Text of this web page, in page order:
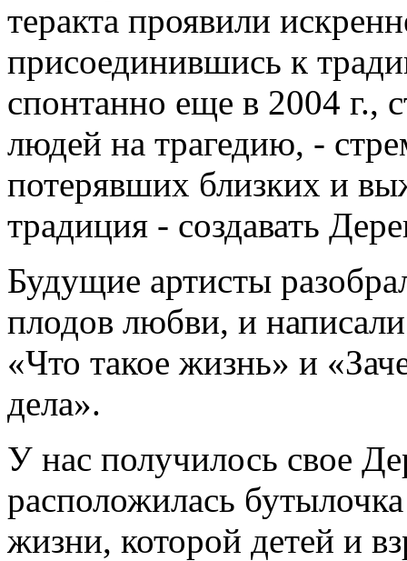
теракта проявили
присоединившись к
спонтанно еще в 2004 г.,
людей на трагедию, -
потерявших близких и
традиция - создавать
Будущие артисты
плодов любви, и
«Что такое жизнь» и
дела».
У нас получилось свое
расположилась
жизни, которой детей и